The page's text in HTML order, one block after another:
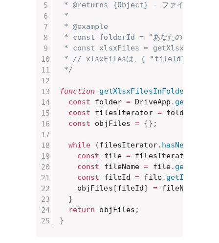
* @returns {Object} - ファイルIDをキー
*
* @example
* const folderId = "あなたのフォルダ
* const xlsxFiles =
* // xlsxFilesは、{ "fileId1":
*/
function getXlsxFilesInFolder_
const folder = DriveApp .
const filesIterator = folder
const objFiles = {} ;
while (filesIterator. hasNext
const file = filesIterator
const fileName = file. getName
const fileId = file. getId
    objFiles
[fileId ] = fileName
}
return objFiles ;
}